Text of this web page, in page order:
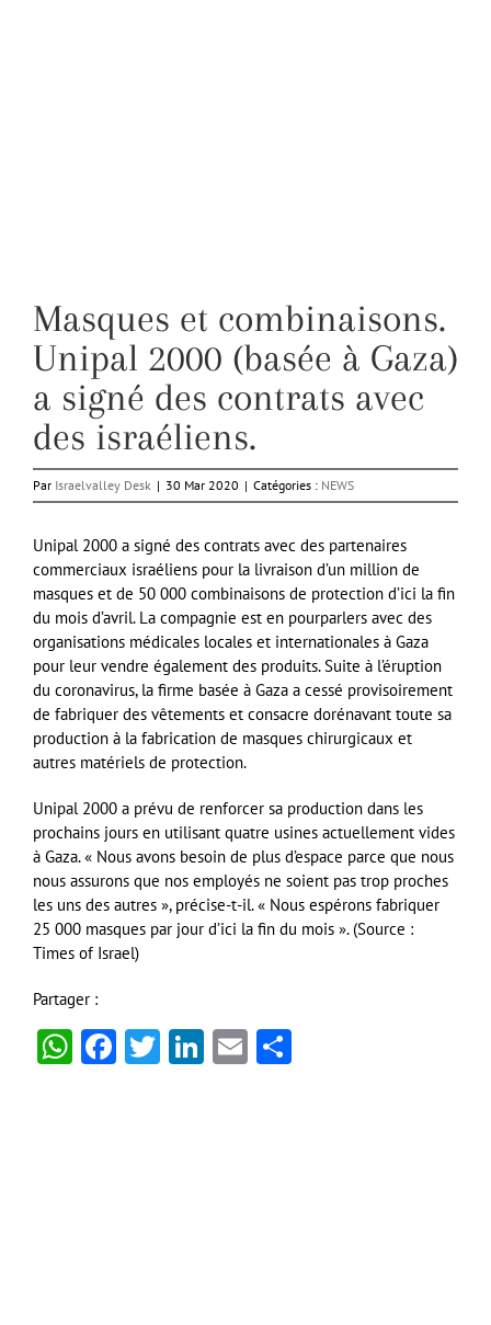
Masques et combinaisons.
Unipal 2000 (basée à Gaza)
a signé des contrats avec
des israéliens.
Par Israelvalley Desk | 30 Mar 2020 | Catégories : NEWS
Unipal 2000 a signé des contrats avec des partenaires
commerciaux israéliens pour la livraison d’un million de
masques et de 50 000 combinaisons de protection d’ici la fin
du mois d’avril. La compagnie est en pourparlers avec des
organisations médicales locales et internationales à Gaza
pour leur vendre également des produits. Suite à l’éruption
du coronavirus, la firme basée à Gaza a cessé provisoirement
de fabriquer des vêtements et consacre dorénavant toute sa
production à la fabrication de masques chirurgicaux et
autres matériels de protection.
Unipal 2000 a prévu de renforcer sa production dans les
prochains jours en utilisant quatre usines actuellement vides
à Gaza. « Nous avons besoin de plus d’espace parce que nous
nous assurons que nos employés ne soient pas trop proches
les uns des autres », précise-t-il. « Nous espérons fabriquer
25 000 masques par jour d’ici la fin du mois ». (Source :
Times of Israel)
Partager :
WhatsApp
Facebook
Twitter
LinkedIn
Email